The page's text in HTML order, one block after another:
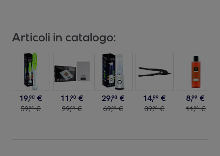
Articoli in catalogo:
19,90 €
59,90 €
11,90 €
29,90 €
29,90 €
69,90 €
14,99 €
39,90 €
8,99 €
11,90 €